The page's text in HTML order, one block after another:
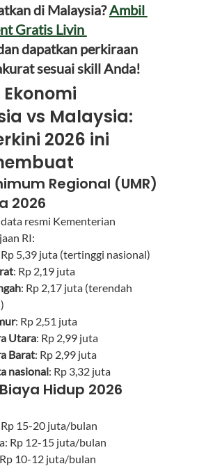
di Malaysia? Ambil
Gratis Livin
dapatkan perkiraan
sesuai skill Anda!
vs Malaysia:
2026 ini
Regional (UMR)
2026
resmi Kementerian
RI:
5,39 juta (tertinggi nasional)
: Rp 2,19 juta
: Rp 2,17 juta (terendah
: Rp 2,51 juta
Utara: Rp 2,99 juta
Barat: Rp 2,99 juta
nasional: Rp 3,32 juta
Hidup 2026
15-20 juta/bulan
Rp 12-15 juta/bulan
10-12 juta/bulan